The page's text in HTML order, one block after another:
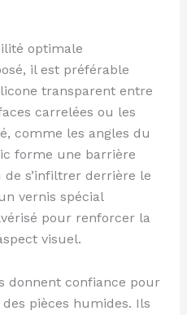
optimale
il est préférable
transparent entre
carrelées ou les
comme les angles du
forme une barrière
de s’infiltrer derrière le
vernis spécial
pour renforcer la
visuel.
donnent confiance pour
pièces humides. Ils